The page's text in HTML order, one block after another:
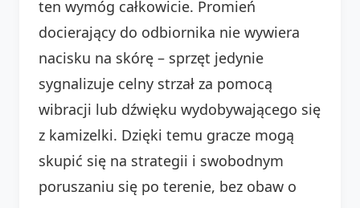
ten wymóg całkowicie. Promień
docierający do odbiornika nie wywiera
nacisku na skórę – sprzęt jedynie
sygnalizuje celny strzał za pomocą
wibracji lub dźwięku wydobywającego się
z kamizelki. Dzięki temu gracze mogą
skupić się na strategii i swobodnym
poruszaniu się po terenie, bez obaw o